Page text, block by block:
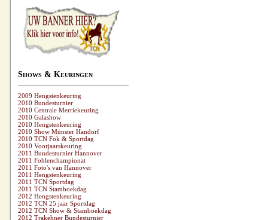
Shows & Keuringen
2009 Hengstenkeuring
2010 Bundesturnier
2010 Centrale Merriekeuring
2010 Galashow
2010 Hengstenkeuring
2010 Show Münster Handorf
2010 TCN Fok & Sportdag
2010 Voorjaarskeuring
2011 Bundesturnier Hannover
2011 Fohlenchampionat
2011 Foto's van Hannover
2011 Hengstenkeuring
2011 TCN Sportdag
2011 TCN Stamboekdag
2012 Hengstenkeuring
2012 TCN 25 jaar Sportdag
2012 TCN Show & Stamboekdag
2012 Trakehner Bundesturnier